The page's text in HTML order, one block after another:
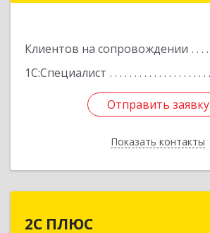
Клиентов на сопровождении
1С:Специалист
Отправить заявку
Показать контакты
Отправить заявку
Назад
2С ПЛЮС